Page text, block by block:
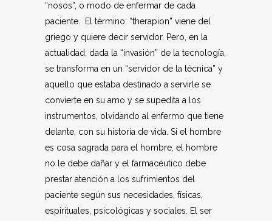
“nosos”, o modo de enfermar de cada
paciente. El término: “therapion” viene del
griego y quiere decir servidor. Pero, en la
actualidad, dada la “invasión” de la tecnología,
se transforma en un “servidor de la técnica” y
aquello que estaba destinado a servirle se
convierte en su amo y se supedita a los
instrumentos, olvidando al enfermo que tiene
delante, con su historia de vida. Si el hombre
es cosa sagrada para el hombre, el hombre
no le debe dañar y el farmacéutico debe
prestar atención a los sufrimientos del
paciente según sus necesidades, físicas,
espirituales, psicológicas y sociales. El ser